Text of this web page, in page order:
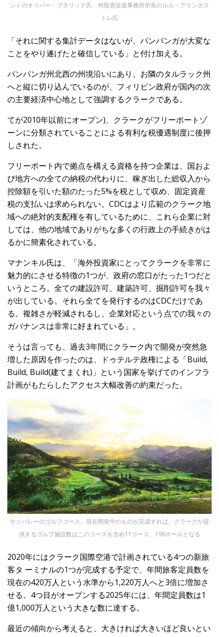
ントのオリバー・ブタリッド氏、州投資促進事務所所長のルル・アリンカス
トレ氏
「それに関する集計データはないが、パンパンガが大変な
ことをやり遂げたと確信している」と付け加える。
パンパンガ州北西の州境沿いにあり、お隣のタルラック州
へと縦に切り込んでいるのが、フィリピン政府が国内の次
の主要経済中心地として強調するクラークである。
てが2010年以前にオープン)、クラークがフリーポートゾ
ーンに分類されていることによる有利な税優遇制度に後押
しされた。
フリーポート内で拠点を構える資格を持つ企業は、国およ
び地方への全ての納税の代わりに、稼ぎ出した総収入から
控除額を引いた額のたった5%を税として収め、固定資産
税の支払いは求められない。CDCはより広範のクラーク地
域への絶対的支配権を有しているために、これら企業に対
しては、他の地域でありがちな多くの行政上の手続きがは
るかに簡素化されている。
マナンキル氏は、「海外投資家にとってクラークを非常に
魅力的にさせる特徴の1つが、政府の窓口がたった1つだと
いうところ。全ての建設許可、建築許可、掘削許可を我々
が出している。それら全てを発行するのはCDCだけであ
る。複雑さが軽減されるし、企業対応という点での我々の
ガバナンスは非常に好まれている」。
そうは言っても、過去3年間にクラーク内で開発が突然急
増した原因を作ったのは、ドゥテルテ政権による「Build,
Build, Build(建てまくれ)」という国家を挙げてのインフラ
計画がもたらしたアクセス大幅改善の約束だった。
サンバレーのゴルフコース。現在開発中のものが完成すれば、クラークが提
供するゴルフ施設数はこのコースを含め11コース、198ホールとなる
2020年にはクラーク国際空港で計画されている4つの新旅
客タ ーミナルの1つが完成する予定で、年間旅客定員数を
現在の420万人という水準から1,220万人へと3倍に増加さ
せる。4つ目がオープンする2025年には、年間定員数は1
億1,000万人という大きな数に達する。
最近の傾向から考えると、大きければ大きいほど良いとい